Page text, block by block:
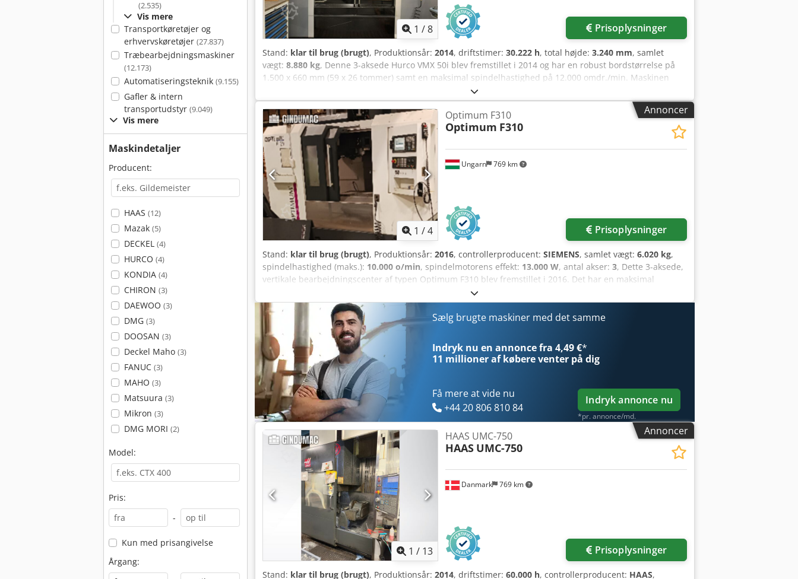
(2.535)
Vis mere
Transportkøretøjer og
erhvervskøretøjer (27.837)
Træbearbejdningsmaskiner
(12.173)
Automatiseringsteknik (9.155)
Gafler & intern
transportudstyr (9.049)
Vis mere
Maskindetaljer
Producent:
HAAS (12)
Mazak (5)
DECKEL (4)
HURCO (4)
KONDIA (4)
CHIRON (3)
DAEWOO (3)
DMG (3)
DOOSAN (3)
Deckel Maho (3)
FANUC (3)
MAHO (3)
Matsuura (3)
Mikron (3)
DMG MORI (2)
Model:
Pris:
-
Kun med prisangivelse
Årgang:
1 /8 Prisoplysninger
Stand: klar til brug (brugt), Produktionsår: 2014, driftstimer: 30.222 h, total højde: 3.240 mm, samlet
vægt: 8.880 kg, Denne 3-aksede Hurco VMX 50i blev fremstillet i 2014 og har en robust bordstørrelse på
1.500 x 660 mm (59 x 26 tommer) samt en maksimal spindelhastighed på 12.000 omdr./min. Maskinen
understøtter en værktøjskapacitet på 40 værktøjer med en hurtig værktøj-til-værktøj ATC-skiftetid på 2
sekunder. Den er ideel til præcis og tung bearbejdning med en maksimal bordbelastning på 2.000 kg
(4.410 lb). Hvis du søger efter højkvalitets fræsefunktioner, bør du overveje denne Hurco VMX 50i, som vi
har til salg. Kontakt os for yderligere information. • Bordstørrelse: 1.500 x 660 mm • T-noter: 6 x 18 mm •
Maks. bordbelastning: 2.000 kg • Spindelnæse til bord: 101 mm • Maks. spindelhastighed: 12.000
omdr./min • Spindeleffekt (15 min/kontinuerlig): 15 kW / 11 kW ved 720 omdr./min • Spindelmoment (15
min/kontinuerlig): 198,9 Nm / 116,7 Nm @ 720 omdr./min • Værktøjstype: CAT 40 / Big Plus® •
Værktøjskapacitet: 40 Dodpfx Aex D E Eqsgkekr • Maks. værktøjsdiameter: 76 mm • Maks. værktøjslængde:
300 mm • Maks. værktøjsvægt: 7 kg • Værktøj-til-værktøj ATC-tid: 2 sekunder Dimensioner Maskindybdde:
5.055 mm
Annoncer
1 /4
Ungarn 769 km
Optimum F310
Optimum F310
Prisoplysninger
Stand: klar til brug (brugt), Produktionsår: 2016, controllerproducent: SIEMENS, samlet vægt: 6.020 kg,
spindelhastighed (maks.): 10.000 o/min, spindelmotorens effekt: 13.000 W, antal akser: 3, Dette 3-aksede,
vertikale bearbejdningscenter af typen Optimum F310 blev fremstillet i 2016. Det har en maksimal
spindelhastighed på 10.000 o/min og en spindelmotor med en effekt på 13 kW. Maskinen er udstyret med
et CNC-styret dreje- og vippebord med to drejeakser, som aldrig har været i drift. Hvis du leder efter
bearbejdningsmuligheder af høj kvalitet, bør du overveje den Optimum F310, vi har til salg. Kontakt os for
yderligere information. • Samlet tilslutningseffekt: 25 kW • Strømforsyning: 400 V / 50 Hz Dkedpfxszl Edvo
Agkjr • Spindelens tilstand: Repareret; dæksel er ikke monteret igen • Maskinens status: Spændingssat
Ekstraudstyr • CNC-styret dreje- og vippebord med 2 drejeakser; aldrig brugt
Sælg brugte maskiner med det samme
Indryk nu en annonce fra 4,49 €*
11 millioner af købereventer på dig
Få mere at vide nu
+44 20 806 810 84
Indryk annonce nu
*pr. annonce/md.
Annoncer
1 / 13
Danmark 769 km
HAAS UMC-750
HAAS UMC-750
Prisoplysninger
Stand: klar til brug (brugt), Produktionsår: 2014, driftstimer: 60.000 h, controllerproducent: HAAS,